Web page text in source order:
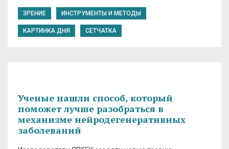
ЗРЕНИЕ ИНСТРУМЕНТЫ И МЕТОДЫ
КАРТИНКА ДНЯ СЕТЧАТКА
Ученые нашли способ, который
поможет лучше разобраться в
механизме нейродегенеративных
заболеваний